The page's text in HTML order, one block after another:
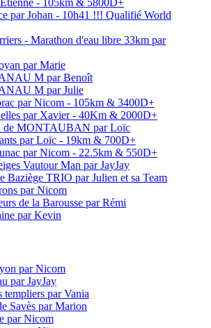
par Johan - 10h41 !!! Qualifié World
- Marathon d'eau libre 33km par
par Marie
M par Benoît
M par Julie
par Nicom - 105km & 3400D+
par Xavier - 40Km & 2000D+
de MONTAUBAN par Loïc
par Loïc - 19km & 700D+
par Nicom - 22.5km & 550D+
Vautour Man par JayJay
Baziège TRIO par Julien et sa Team
par Nicom
de la Barousse par Rémi
par Kevin
par Nicom
par JayJay
par Vania
Savès par Marion
par Nicom